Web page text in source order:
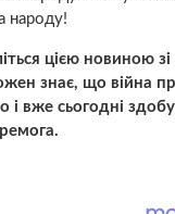
народу!
цією новиною зі
знає, що війна
і вже сьогодні